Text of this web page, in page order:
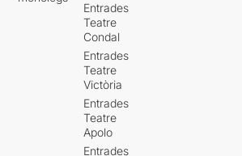
Entrades
Teatre
Condal
Entrades
Teatre
Victòria
Entrades
Teatre
Apolo
Entrades